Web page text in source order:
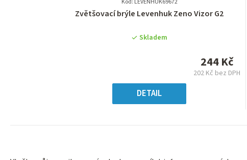
Kód: LEVENHUK69672
Průměrné
produktu
5
hvězdiček.
Zvětšovací brýle Levenhuk Zeno Vizor G2
Skladem
244 Kč
202 Kč bez DPH
DETAIL